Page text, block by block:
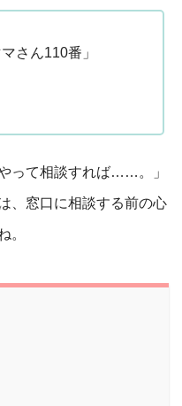
さん110番」
って相談すれば……。」
、窓口に相談する前の心
。